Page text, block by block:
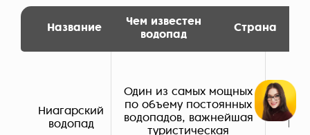
Название
Чем известен
водопад
Страна
Ниагарский
водопад
Один из самых мощных
по объему постоянных
водопадов, важнейшая
туристическая